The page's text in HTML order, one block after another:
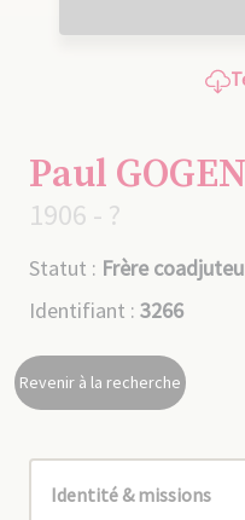
Paul
1906 - ?
Statut : Frère
Identifiant : 3266
Revenir à la recherche